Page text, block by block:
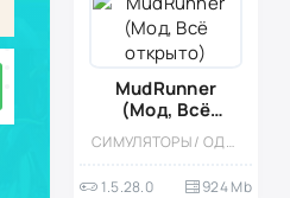
MudRunner
(Мод, Всё
открыто)
СИМУЛЯТОРЫ / ОДНОПОЛЬЗОВАТЕЛЬСКИЕ / 3D / БОЛЬШАЯ / ОТКРЫТЫЙ МИР / ПОРТЫ / КАЗУАЛЬНЫЕ / РЕАЛИЗМ / ФИЗИКА / ОФЛАЙН / ПЛАТНАЯ / ГЕЙМПАД / ОТ ПЕРВОГО ЛИЦА / КООПЕРАТИВ / ПЕСОЧНИЦЫ / ИССЛЕДОВАНИЯ
1.5.28.0 924 Mb